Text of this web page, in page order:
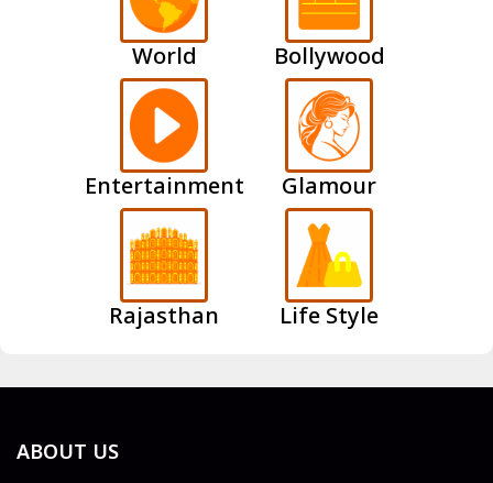
World Bollywood
Entertainment Glamour
Rajasthan Life Style
ABOUT US